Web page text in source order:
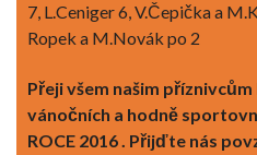
7, L.Ceniger 6, V.Čepička a
Ropek a M.Novák po 2
Přeji všem našim
vánočních a hodně
ROCE 2016 . Přijďte nás